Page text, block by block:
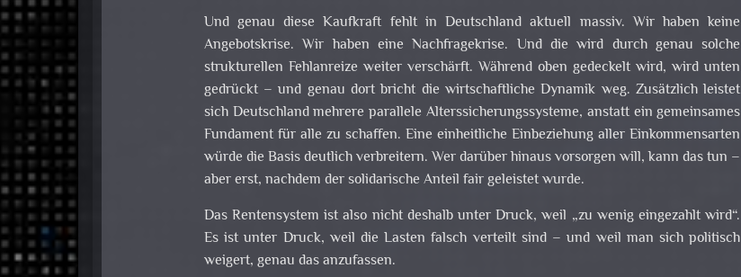
Und genau diese Kaufkraft fehlt in Deutschland aktuell massiv. Wir haben keine
Angebotskrise. Wir haben eine Nachfragekrise. Und die wird durch genau solche
strukturellen Fehlanreize weiter verschärft. Während oben gedeckelt wird, wird unten
gedrückt – und genau dort bricht die wirtschaftliche Dynamik weg. Zusätzlich leistet
sich Deutschland mehrere parallele Alterssicherungssysteme, anstatt ein gemeinsames
Fundament für alle zu schaffen. Eine einheitliche Einbeziehung aller Einkommensarten
würde die Basis deutlich verbreitern. Wer darüber hinaus vorsorgen will, kann das tun –
aber erst, nachdem der solidarische Anteil fair geleistet wurde.
Das Rentensystem ist also nicht deshalb unter Druck, weil „zu wenig eingezahlt wird“.
Es ist unter Druck, weil die Lasten falsch verteilt sind – und weil man sich politisch
weigert, genau das anzufassen.